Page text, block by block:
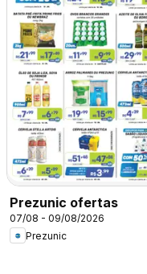
Prezunic ofertas
07/08 - 09/08/2026
Prezunic